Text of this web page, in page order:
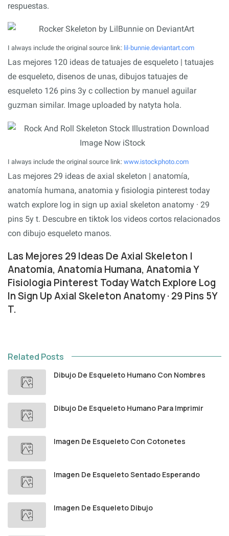
respuestas.
I always include the original source link: lil-bunnie.deviantart.com
Las mejores 120 ideas de tatuajes de esqueleto | tatuajes
de esqueleto, disenos de unas, dibujos tatuajes de
esqueleto 126 pins 3y c collection by manuel aguilar
guzman similar. Image uploaded by natyta hola.
I always include the original source link: www.istockphoto.com
Las mejores 29 ideas de axial skeleton | anatomía,
anatomía humana, anatomia y fisiologia pinterest today
watch explore log in sign up axial skeleton anatomy · 29
pins 5y t. Descubre en tiktok los videos cortos relacionados
con dibujo esqueleto manos.
Las Mejores 29 Ideas De Axial Skeleton |
Anatomía, Anatomía Humana, Anatomia Y
Fisiologia Pinterest Today Watch Explore Log
In Sign Up Axial Skeleton Anatomy · 29 Pins 5Y
T.
Related Posts
Dibujo De Esqueleto Humano Con Nombres
Dibujo De Esqueleto Humano Para Imprimir
Imagen De Esqueleto Con Cotonetes
Imagen De Esqueleto Sentado Esperando
Imagen De Esqueleto Dibujo